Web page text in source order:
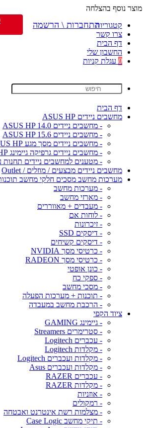
מוצר נוסף בהצלחה
קטגוריות
צרו קשר
דף הבית
החשבון שלי
0 עגלת קניות
דף הבית
מחשבים ניידים ASUS HP
- מחשבים ניידים ASUS HP 14.0
- מחשבים ניידים ASUS HP 15.6
- מחשבים ניידים מסך מגע ASUS HP
- מחשבים ניידים גרפיקה גיימינג ASUS HP
- מטענים למחשבים ניידים תחנות
מחשבים ניידים מבצעים / מוזלים / Outlet
מערכות מחשב מסכים חלקי מחשב
- מערכות מחשב
- מארזי מחשב
- מעבדים + מאווררים
- לוחות אם
- זיכרונות
- דיסקים SSD
- דיסקים קשיחים
- כרטיסי מסך NVIDIA
- כרטיסי מסך RADEON
- כונן אופטי
- ספקי כח
- מסכי מחשב
- תוכנות + מערכות הפעלה
- הרכבת מחשב במעבדה
ציוד הקפי
- גיימינג GAMING
- סטרימרים Streamers
- עכברים Logitech
- מקלדות Logitech
- מקלדות ועכברים Logitech
- מקלדות ועכברים Asus
- עכברים RAZER
- מקלדות RAZER
- אוזניות
- רמקולים
- מצלמות רשת אינטרנט ואבטחה
- תיקי מחשב Case Logic
התחברות \ הרשמה